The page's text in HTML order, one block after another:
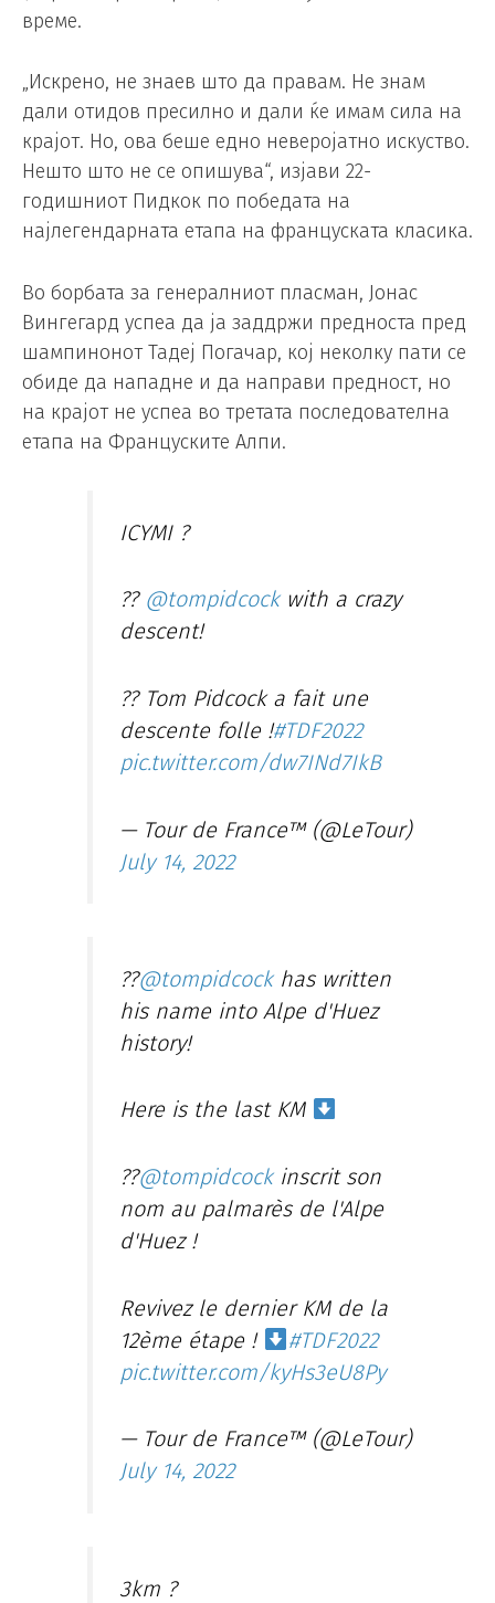
време.
„Искрено, не знаев што да правам. Не знам
дали отидов пресилно и дали ќе имам сила на
крајот. Но, ова беше едно неверојатно искуство.
Нешто што не се опишува“, изјави 22-
годишниот Пидкок по победата на
најлегендарната етапа на француската класика.
Во борбата за генералниот пласман, Јонас
Вингегард успеа да ја заддржи предноста пред
шампинонот Тадеј Погачар, кој неколку пати се
обиде да нападне и да направи предност, но
на крајот не успеа во третата последователна
етапа на Француските Алпи.
ICYMI ?
?? @tompidcockwith a crazy
descent!
?? Tom Pidcock a fait une
descente folle !#TDF2022
pic.twitter.com/dw7INd7IkB
— Tour de France™ (@LeTour)
July 14, 2022
??@tompidcockhas written
his name into Alpe d'Huez
history!
Here is the last KM
??@tompidcockinscrit son
nom au palmarès de l'Alpe
d'Huez !
Revivez le dernier KM de la
12ème étape !
#TDF2022
pic.twitter.com/kyHs3eU8Py
— Tour de France™ (@LeTour)
July 14, 2022
3km ?